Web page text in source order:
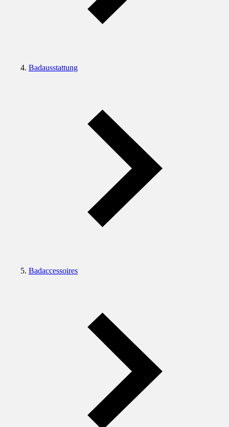
Badausstattung
Badaccessoires